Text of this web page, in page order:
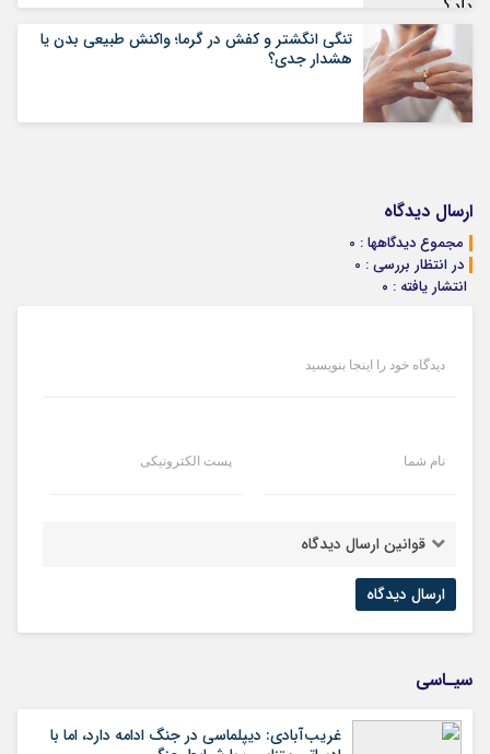
تنگی انگشتر و کفش در گرما؛ واکنش طبیعی بدن یا
هشدار جدی؟
ارسال دیدگاه
مجموع دیدگاهها : 0
در انتظار بررسی : 0
انتشار یافته : ۰
دیدگاه خود را اینجا بنویسید
نام شما پست الکترونیکی
قوانین ارسال دیدگاه
سیـاسی
غریب‌آبادی: دیپلماسی در جنگ ادامه دارد، اما با